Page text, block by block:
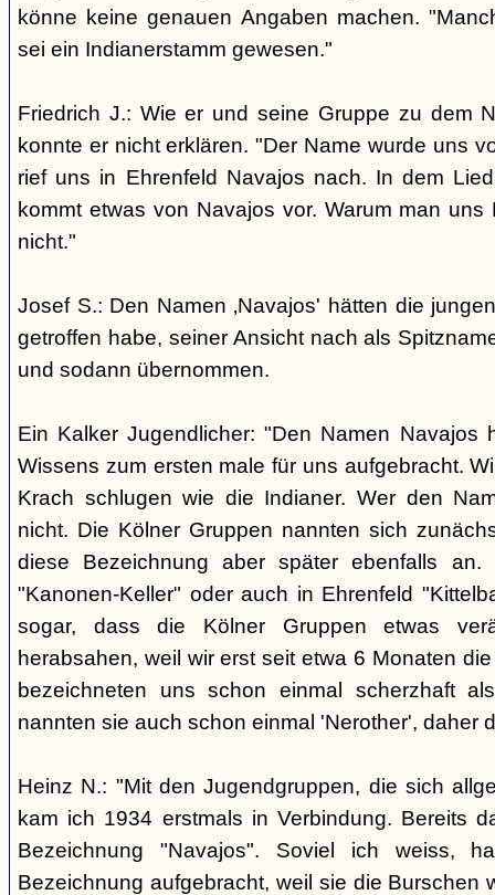
könne keine genauen Angaben machen.
sei ein Indianerstamm gewesen."
Friedrich J.: Wie er und seine Gruppe zu dem
konnte er nicht erklären. "Der Name wurde uns
rief uns in Ehrenfeld Navajos nach. In dem
kommt etwas von Navajos vor. Warum man
nicht."
Josef S.: Den Namen ‚Navajos' hätten die
getroffen habe, seiner Ansicht nach als
und sodann übernommen.
Ein Kalker Jugendlicher: "Den Namen Navajos
Wissens zum ersten male für uns aufgebracht.
Krach schlugen wie die Indianer. Wer den
nicht. Die Kölner Gruppen nannten sich
diese Bezeichnung aber später ebenfalls
"Kanonen-Keller" oder auch in Ehrenfeld
sogar, dass die Kölner Gruppen etwas
herabsahen, weil wir erst seit etwa 6 Monaten
bezeichneten uns schon einmal scherzhaft
nannten sie auch schon einmal 'Nerother', daher
Heinz N.: "Mit den Jugendgruppen, die sich
kam ich 1934 erstmals in Verbindung. Bereits
Bezeichnung "Navajos". Soviel ich weiss,
Bezeichnung aufgebracht, weil sie die Burschen